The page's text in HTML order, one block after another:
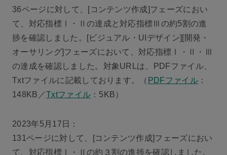
36ページに対して、[コンテンツ作成]フェーズにおい
て、対応指標Ⅰ・Ⅱの達成と対応指標Ⅲの約5割の進
捗を確認しました。[ビジュアル・UIデザイン][開発・
オーサリング]フェーズにおいて、対応指標Ⅰ・Ⅱ・Ⅲ
の達成を確認しました。対象URLは、PDFファイル、
Txtファイルに記載しております。（ PDFファイル ：
148KB／Txtファイル ：5KB）
2023年5月17日：
131ページに対して、[コンテンツ作成]フェーズにおい
て、対応指標Ⅰ・Ⅱの約３割の進捗を確認しました。